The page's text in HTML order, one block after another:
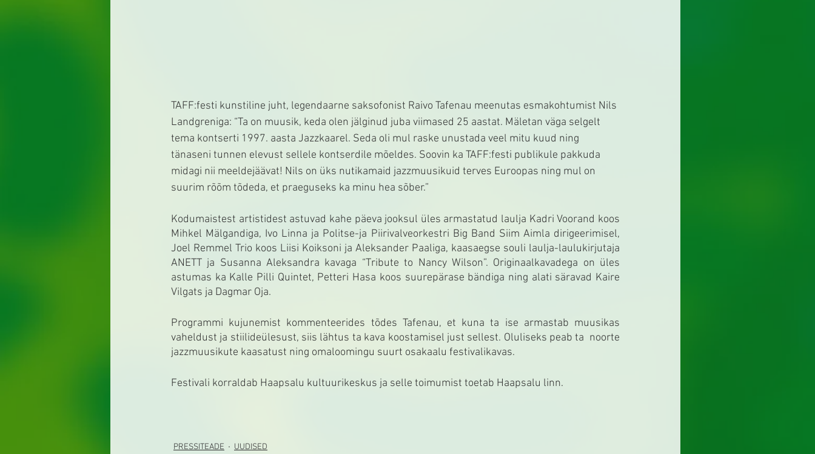
TAFF:festi kunstiline juht, legendaarne saksofonist Raivo Tafenau meenutas esmakohtumist Nils
Landgreniga: “Ta on muusik, keda olen jälginud juba viimased 25 aastat. Mäletan väga selgelt
tema kontserti 1997. aasta Jazzkaarel. Seda oli mul raske unustada veel mitu kuud ning
tänaseni tunnen elevust sellele kontserdile mõeldes. Soovin ka TAFF:festi publikule pakkuda
midagi nii meeldejäävat! Nils on üks nutikamaid jazzmuusikuid terves Euroopas ning mul on
suurim rõõm tõdeda, et praeguseks ka minu hea sõber.”
Kodumaistest artistidest astuvad kahe päeva jooksul üles armastatud laulja Kadri Voorand koos
Mihkel Mälgandiga, Ivo Linna ja Politse-ja Piirivalveorkestri Big Band Siim Aimla dirigeerimisel,
Joel Remmel Trio koos Liisi Koiksoni ja Aleksander Paaliga, kaasaegse souli laulja-laulukirjutaja
ANETT ja Susanna Aleksandra kavaga “Tribute to Nancy Wilson”. Originaalkavadega on üles
astumas ka Kalle Pilli Quintet, Petteri Hasa koos suurepärase bändiga ning alati säravad Kaire
Vilgats ja Dagmar Oja.
Programmi kujunemist kommenteerides tõdes Tafenau, et kuna ta ise armastab muusikas
vaheldust ja stiilideülesust, siis lähtus ta kava koostamisel just sellest. Oluliseks peab ta  noorte
jazzmuusikute kaasatust ning omaloomingu suurt osakaalu festivalikavas.
Festivali korraldab Haapsalu kultuurikeskus ja selle toimumist toetab Haapsalu linn.
PRESSITEADE UUDISED